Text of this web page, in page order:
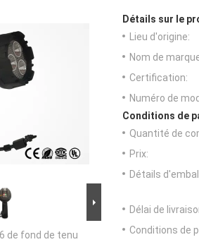
de fond de tenu
Détails sur le
Lieu d'origine:
Nom de
Certification:
Numéro de
Conditions de
Quantité de
Prix:
Détails
Délai de
Conditions de